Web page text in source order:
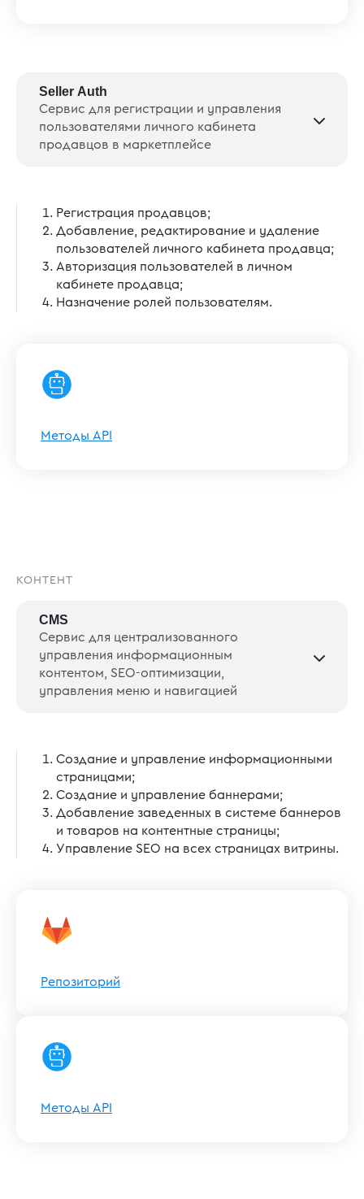
Seller Auth
Сервис для регистрации и управления
пользователями личного кабинета
продавцов в маркетплейсе
Регистрация продавцов;
Добавление, редактирование и удаление
пользователей личного кабинета продавца;
Авторизация пользователей в личном
кабинете продавца;
Назначение ролей пользователям.
Методы API
КОНТЕНТ
CMS
Сервис для централизованного
управления информационным
контентом, SEO-оптимизации,
управления меню и навигацией
Создание и управление информационными
страницами;
Создание и управление баннерами;
Добавление заведенных в системе баннеров
и товаров на контентные страницы;
Управление SEO на всех страницах витрины.
Репозиторий
Методы API